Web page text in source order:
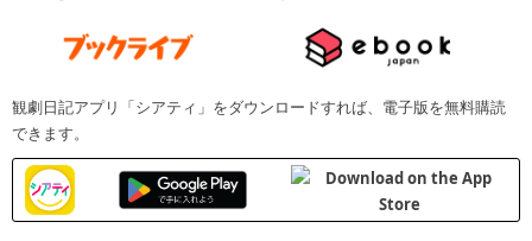
観劇日記アプリ「シアティ」をダウンロードすれば、電子版を無料購読
できます。